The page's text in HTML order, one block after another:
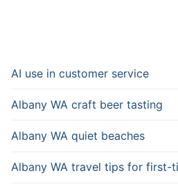
AI use in customer service
Albany WA craft beer tasting
Albany WA quiet beaches
Albany WA travel tips for first-